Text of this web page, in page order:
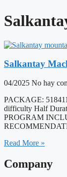
Salkantay
04/2025 No hay
PACKAGE:
difficulty Half
PROGRAM
Read More »
Company